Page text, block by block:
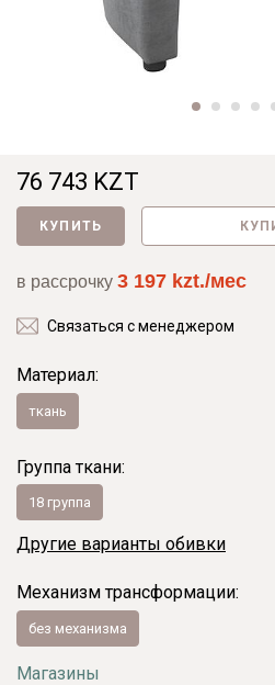
76 743 KZT
КУПИТЬ
в рассрочку 3 197 kzt./мес
Связаться с менеджером
Материал:
ткань
Группа ткани:
18 группа
Другие варианты обивки
Механизм трансформации:
без механизма
Магазины